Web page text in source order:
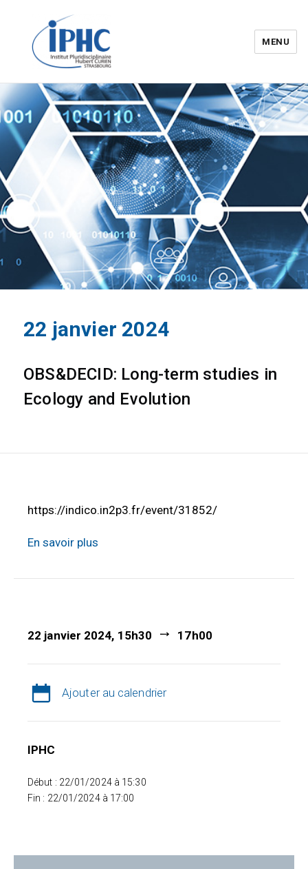
Institut pluridisciplinaire Hubert
Curien – IPHC
MENU
22 janvier 2024
OBS&DECID: Long-term studies in
Ecology and Evolution
https://indico.in2p3.fr/event/31852/
En savoir plus
22 janvier 2024, 15h30 17h00
Ajouter au calendrier
IPHC
Début : 22/01/2024 à 15:30
Fin : 22/01/2024 à 17:00